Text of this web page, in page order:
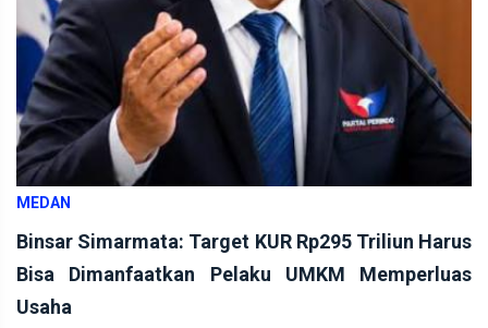
MEDAN
Binsar Simarmata: Target KUR Rp295 Triliun Harus
Bisa Dimanfaatkan Pelaku UMKM Memperluas
Usaha